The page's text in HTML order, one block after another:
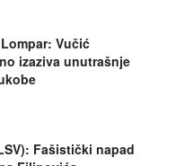
Vučić
izaziva unutrašnje
Fašistički napad